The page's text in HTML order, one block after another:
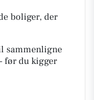
boliger, der
sammenligne
før du kigger